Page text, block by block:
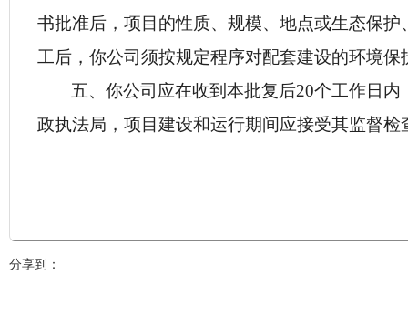
书批准后，项目的性质、规模、地点或生态保
工后，你公司须按规定程序对配套建设的环境
五、你公司应在收到本批复后20个工作日
政执法局，项目建设和运行期间应接受其监督检
分享到：